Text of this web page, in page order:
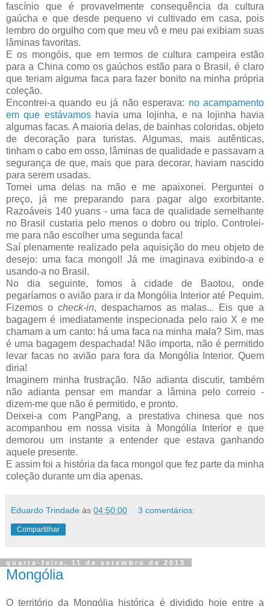
fascínio que é provavelmente consequência da cultura
gaúcha e que desde pequeno vi cultivado em casa, pois
lembro do orgulho com que meu vô e meu pai exibiam suas
lâminas favoritas.
E os mongóis, que em termos de cultura campeira estão
para a China como os gaúchos estão para o Brasil, é claro
que teriam alguma faca para fazer bonito na minha própria
coleção.
Encontrei-a quando eu já não esperava: no acampamento
em que estávamoshavia uma lojinha, e na lojinha havia
algumas facas. A maioria delas, de bainhas coloridas, objeto
de decoração para turistas. Algumas, mais autênticas,
tinham o cabo em osso, lâminas de qualidade e passavam a
segurança de que, mais que para decorar, haviam nascido
para serem usadas.
Tomei uma delas na mão e me apaixonei. Perguntei o
preço, já me preparando para pagar algo exorbitante.
Razoáveis 140 yuans - uma faca de qualidade semelhante
no Brasil custaria pelo menos o dobro ou triplo. Controlei-
me para não escolher uma segunda faca!
Saí plenamente realizado pela aquisição do meu objeto de
desejo: uma faca mongol! Já me imaginava exibindo-a e
usando-a no Brasil.
No dia seguinte, fomos à cidade de Baotou, onde
pegaríamos o avião para ir da Mongólia Interior até Pequim.
Fizemos o check-in, despachamos as malas... Eis que a
bagagem é imediatamente inspecionada pelo raio X e me
chamam a um canto: há uma faca na minha mala? Sim, mas
é uma bagagem despachada! Não importa, não é permitido
levar facas no avião para fora da Mongólia Interior. Quem
diria!
Imaginem minha frustração. Não adianta discutir, também
não adianta pensar em mandar a lâmina pelo correio -
dizem-me que não é permitido, e pronto.
Deixei-a com PangPang, a prestativa chinesa que nos
acompanhou em nossa visita à Mongólia Interior e que
demorou um instante a entender que estava ganhando
aquele presente.
E assim foi a história da faca mongol que fez parte da minha
coleção durante um dia apenas.
Eduardo Trindade às 04:50:00 3 comentários:
Compartilhar
quarta-feira, 11 de setembro de 2013
Mongólia
O território da Mongólia histórica é dividido hoje entre a